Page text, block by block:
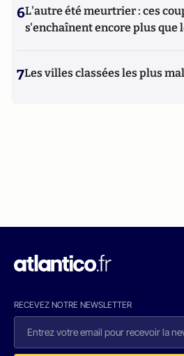
6L'autre été meurtrier : ces
s'enchaînent encore plus que
7Les villes classées les plus
RECEVEZ NOTRE NEWSLETTER